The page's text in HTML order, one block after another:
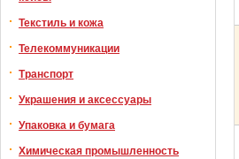
Текстиль и кожа
Телекоммуникации
Транспорт
Украшения и аксессуары
Упаковка и бумага
Химическая промышленность